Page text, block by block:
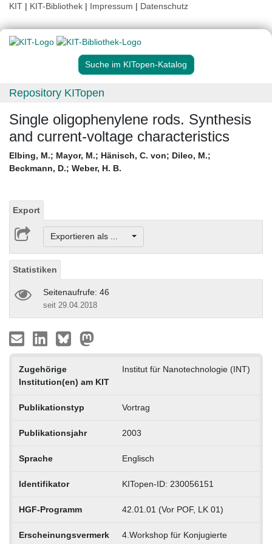
KIT | KIT-Bibliothek | Impressum | Datenschutz
Suche im KITopen-Katalog
Repository KITopen
Single oligophenylene rods. Synthesis
and current-voltage characteristics
Elbing, M.; Mayor, M.; Hänisch, C. von; Dileo, M.;
Beckmann, D.; Weber, H. B.
Export
Exportieren als ...
Statistiken
Seitenaufrufe: 46
seit 29.04.2018
Zugehörige
Institution(en) am KIT
Institut für Nanotechnologie (INT)
Publikationstyp Vortrag
Publikationsjahr 2003
Sprache Englisch
Identifikator KITopen-ID: 230056151
HGF-Programm 42.01.01 (Vor POF, LK 01)
Erscheinungsvermerk
4.Workshop für Konjugierte